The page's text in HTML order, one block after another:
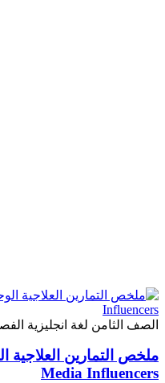
لغة انجليزية الفصل الثاني
Media